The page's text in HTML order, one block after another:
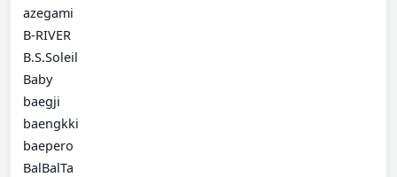
azegami
B-RIVER
B.S.Soleil
Baby
baegji
baengkki
baepero
BalBalTa